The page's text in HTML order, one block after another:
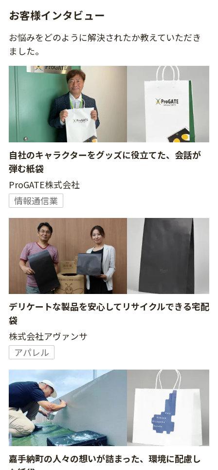
お客様インタビュー
お悩みをどのように解決されたか教えていただき
ました。
自社のキャラクターをグッズに役立てた、会話が
弾む紙袋
ProGATE株式会社
情報通信業
デリケートな製品を安心してリサイクルできる宅配
袋
株式会社アヴァンサ
アパレル
嘉手納町の人々の想いが詰まった、環境に配慮し